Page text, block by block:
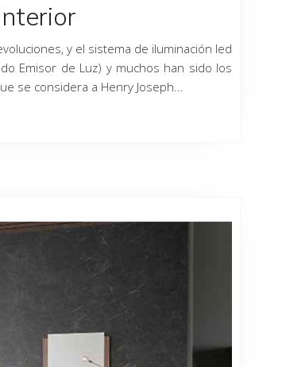
y el sistema de iluminación led
Emisor de Luz) y muchos han sido los
se considera a Henry Joseph...